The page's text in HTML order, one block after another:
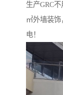
生产GRC
㎡外墙装饰
电！